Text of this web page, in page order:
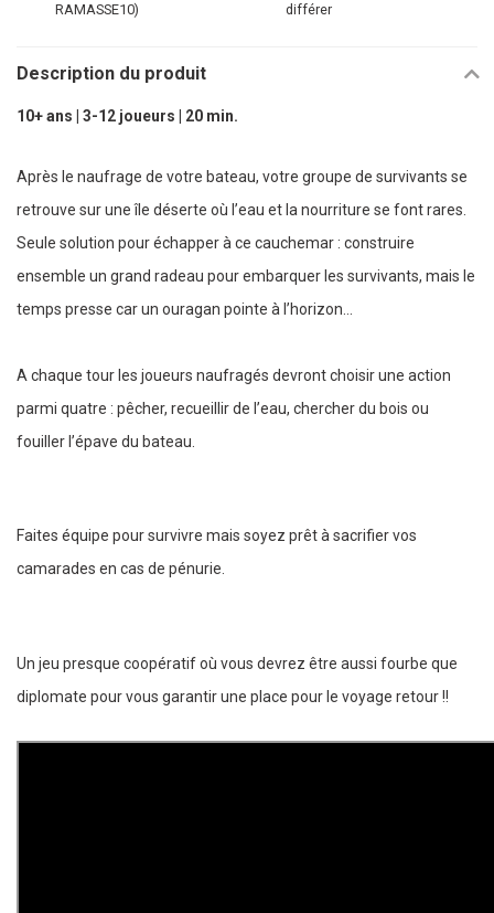
RAMASSE10)
différer
Description du produit
10+ ans | 3-12 joueurs | 20 min.
Après le naufrage de votre bateau, votre groupe de survivants se
retrouve sur une île déserte où l’eau et la nourriture se font rares.
Seule solution pour échapper à ce cauchemar : construire
ensemble un grand radeau pour embarquer les survivants, mais le
temps presse car un ouragan pointe à l’horizon...
A chaque tour les joueurs naufragés devront choisir une action
parmi quatre : pêcher, recueillir de l’eau, chercher du bois ou
fouiller l’épave du bateau.
Faites équipe pour survivre mais soyez prêt à sacrifier vos
camarades en cas de pénurie.
Un jeu presque coopératif où vous devrez être aussi fourbe que
diplomate pour vous garantir une place pour le voyage retour !!